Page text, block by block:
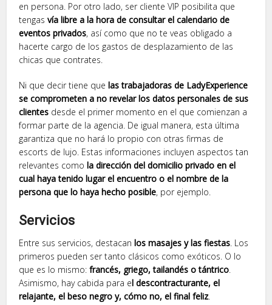
en persona. Por otro lado, ser cliente VIP posibilita que
tengasvía libre a la hora de consultar el calendario de
eventos privados, así como que no te veas obligado a
hacerte cargo de los gastos de desplazamiento de las
chicas que contrates.
Ni que decir tiene que las trabajadoras de LadyExperience
se comprometen a no revelar los datos personales de sus
clientes desde el primer momento en el que comienzan a
formar parte de la agencia. De igual manera, esta última
garantiza que no hará lo propio con otras firmas de
escorts de lujo. Estas informaciones incluyen aspectos tan
relevantes como la dirección del domicilio privado en el
cual haya tenido lugar el encuentro o el nombre de la
persona que lo haya hecho posible, por ejemplo.
Servicios
Entre sus servicios, destacan los masajes y las fiestas. Los
primeros pueden ser tanto clásicos como exóticos. O lo
que es lo mismo:francés, griego, tailandés o tántrico.
Asimismo, hay cabida para el descontracturante, el
relajante, el beso negro y, cómo no, el final feliz.